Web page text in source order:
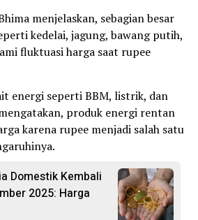
menjelaskan, sebagian besar
kedelai, jagung, bawang putih,
fluktuasi harga saat rupee
energi seperti BBM, listrik, dan
produk energi rentan
karena rupee menjadi salah satu
Domestik Kembali
2025: Harga